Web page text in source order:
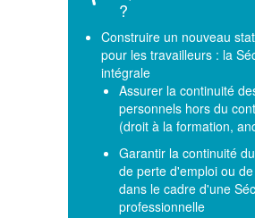
?
Construire un nouveau
pour les travailleurs : la
intégrale
Assurer la continuité
personnels hors du
(droit à la formation,
Garantir la continuité
de perte d'emploi ou
dans le cadre d'une
professionnelle